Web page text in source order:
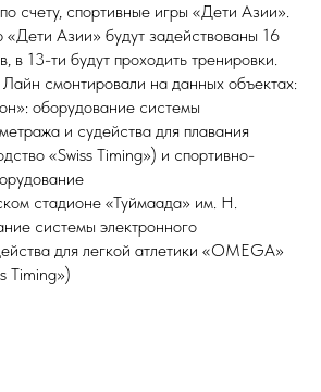
счету, спортивные игры «Дети Азии».
Азии» будут задействованы 16
в 13-ти будут проходить тренировки.
смонтировали на данных объектах:
оборудование системы
и судейства для плавания
«Swiss Timing») и спортивно-
стадионе «Туймаада» им. Н.
системы электронного
для легкой атлетики «OMEGA»
Timing»)